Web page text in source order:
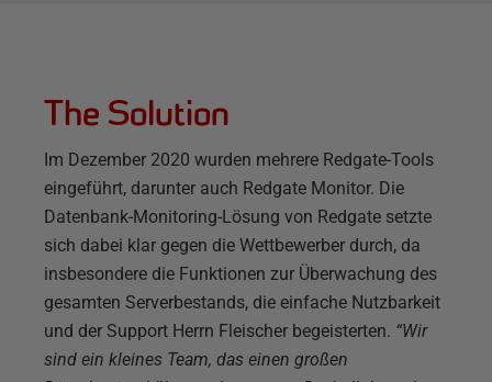
The Solution
Im Dezember 2020 wurden mehrere Redgate-Tools
eingeführt, darunter auch Redgate Monitor. Die
Datenbank-Monitoring-Lösung von Redgate setzte
sich dabei klar gegen die Wettbewerber durch, da
insbesondere die Funktionen zur Überwachung des
gesamten Serverbestands, die einfache Nutzbarkeit
und der Support Herrn Fleischer begeisterten. “Wir
sind ein kleines Team, das einen großen